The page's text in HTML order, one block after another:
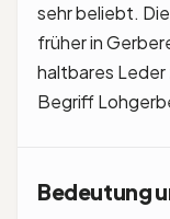
sehr beliebt.
früher in
haltbares Leder
Begriff
Bedeutung